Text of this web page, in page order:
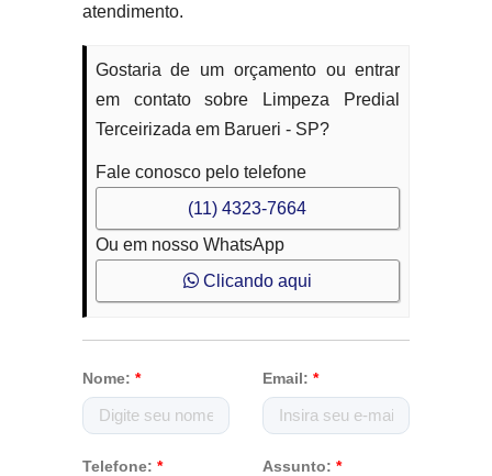
atendimento.
Gostaria de um orçamento ou entrar
em contato sobre Limpeza Predial
Terceirizada em Barueri - SP?
Fale conosco pelo telefone
(11) 4323-7664
Ou em nosso WhatsApp
Clicando aqui
Nome: * Email: *
Telefone: * Assunto: *